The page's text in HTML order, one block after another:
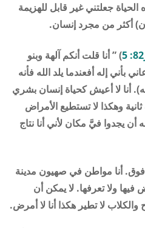
جعلتني غير قابل للهزيمة
أكثر من مجرد إنسان.
) ” أنا قلت أنكم آلهة وبنو
بأني إله أفعندما يلد الله فأنه
أنا لا أعيش كحياة إنسان بشري
وهكذا لا تستطيع الأمراض
يجدوا فيَّ مكان لأني أنا نتاج
أنا مواطن في صهيون مدينة
ولا تعرفها. لا يمكن أن
والكلاب لا تطير هكذا أنا لا أمرض.